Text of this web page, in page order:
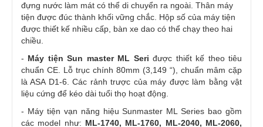
đựng nước làm mát có thể di chuyển ra ngoài. Thân máy
tiện được đúc thành khối vững chắc. Hộp số của máy tiện
được thiết kế nhiều cấp, bàn xe dao có thể chạy theo hai
chiều.
- Máy tiện Sun master ML Seri được thiết kế theo tiêu
chuẩn CE. Lỗ trục chính 80mm (3,149 “), chuẩn mâm cặp
là ASA D1-6. Các rảnh trược của máy được làm bằng vật
liệu cứng để kéo dài tuổi thọ hoạt động.
- Máy tiện vạn năng hiệu Sunmaster ML Series bao gồm
các model như: ML-1740, ML-1760, ML-2040, ML-2060,